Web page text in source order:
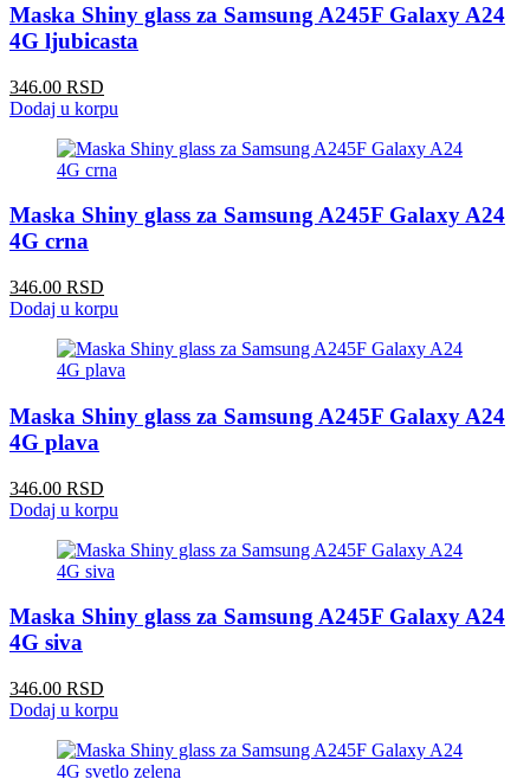
Maska Shiny glass za Samsung A245F Galaxy A24
4G ljubicasta
346.00 RSD
Dodaj u korpu
Maska Shiny glass za Samsung A245F Galaxy A24
4G crna
346.00 RSD
Dodaj u korpu
Maska Shiny glass za Samsung A245F Galaxy A24
4G plava
346.00 RSD
Dodaj u korpu
Maska Shiny glass za Samsung A245F Galaxy A24
4G siva
346.00 RSD
Dodaj u korpu